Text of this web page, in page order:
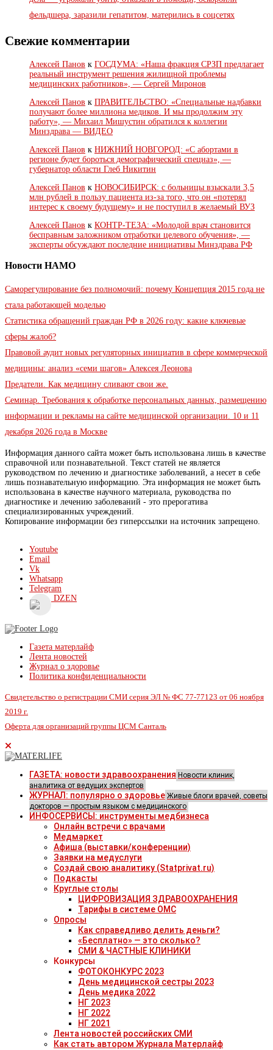
фельдшера, заразили гепатитом, матерились в соцсетях
Свежие комментарии
Алексей Панов к ГОСДУМА: «Наша фракция СРЗП предлагает
реальный инструмент решения жилищной проблемы
медицинских работников», — Сергей Миронов
Алексей Панов к ПРАВИТЕЛЬСТВО: «Специальные надбавки
получают более миллиона медиков. И мы продолжим эту
работу», — Михаил Мишустин обратился к коллегии
Минздрава — ВИДЕО
Алексей Панов к НИЖНИЙ НОВГОРОД: «С абортами в
регионе будет бороться демографический спецназ», —
губернатор области Глеб Никитин
Алексей Панов к НОВОСИБИРСК: с больницы взыскали 3,5
млн рублей в пользу пациента из-за того, что он «потерял
интерес к своему будущему» и не поступил в желаемый ВУЗ
Алексей Панов к КОНТР-ТЕЗА: «Молодой врач становится
бесправным заложником отработки целевого обучения», —
эксперты обсуждают последние инициативы Минздрава РФ
Новости НАМО
Саморегулирование без полномочий: почему Концепция 2015 года не
стала работающей моделью
Статистика обращений граждан РФ в 2026 году: какие ключевые
сферы жалоб?
Правовой аудит новых регуляторных инициатив в сфере коммерческой
медицины: анализ «семи шагов» Алексея Леонова
Предатели. Как медицину сливают свои же.
Семинар. Требования к обработке персональных данных, размещению
информации и рекламы на сайте медицинской организации. 10 и 11
декабря 2026 года в Москве
Информация данного сайта может быть использована лишь в качестве
справочной или познавательной. Текст статей не является
руководством по лечению и диагностике заболеваний, а несет в себе
лишь познавательную информацию. Эта информация не может быть
использована в качестве научного материала, руководства по
диагностике и лечению заболеваний - это прерогатива
специализированных учреждений.
Копирование информации без гиперссылки на источник запрещено.
Youtube
Email
Vk
Whatsapp
Telegram
DZEN
Газета матерлайф
Лента новостей
Журнал о здоровье
Политика конфиденциальности
Свидетельство о регистрации СМИ серия ЭЛ № ФС 77-77123 от 06 ноября
2019 г.
Оферта для организаций группы ЦСМ Санталь
ГАЗЕТА: новости здравоохранения Новости клиник,
аналитика от ведущих экспертов
ЖУРНАЛ: популярно о здоровье Живые блоги врачей, советы
докторов — простым языком с медицинского
ИНФОСЕРВИСЫ: инструменты медбизнеса
Онлайн встречи с врачами
Медмаркет
Афиша (выставки/конференции)
Заявки на медуслуги
Создай свою аналитику (Statprivat.ru)
Подкасты
Круглые столы
ЦИФРОВИЗАЦИЯ ЗДРАВООХРАНЕНИЯ
Тарифы в системе ОМС
Опросы
Как справедливо делить деньги?
«Бесплатно» — это сколько?
СМИ & ЧАСТНЫЕ КЛИНИКИ
Конкурсы
ФОТОКОНКУРС 2023
День медицинской сестры 2023
День медика 2022
НГ 2023
НГ 2022
НГ 2021
Лента новостей российских СМИ
Как стать автором Журнала Матерлайф